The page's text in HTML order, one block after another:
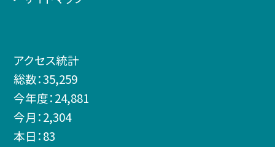
アクセス統計
総数：35,259
今年度：24,881
今月：2,304
本日：83